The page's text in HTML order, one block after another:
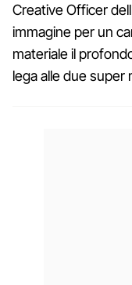
Creative Officer
immagine per un
materiale il
lega alle due super